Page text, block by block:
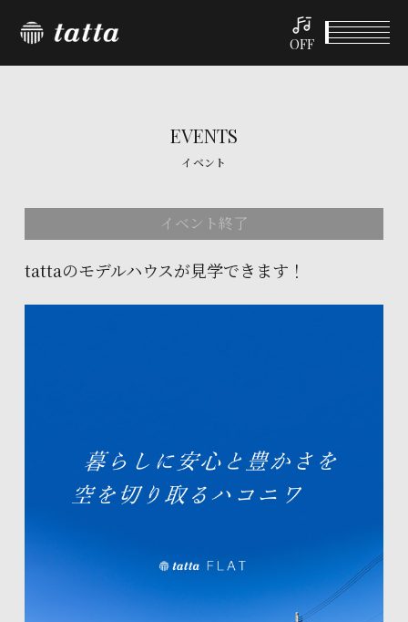
OFF
EVENTS
イベント
イベント終了
tattaのモデルハウスが見学できます！